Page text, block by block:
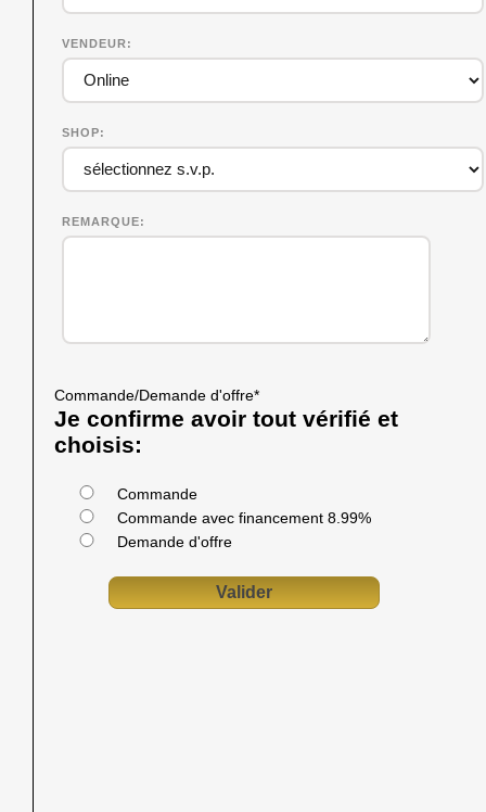
VENDEUR
SHOP
REMARQUE
Commande/Demande d'offre*
Je confirme avoir tout vérifié et
choisis:
Commande
Commande avec financement 8.99%
Demande d'offre